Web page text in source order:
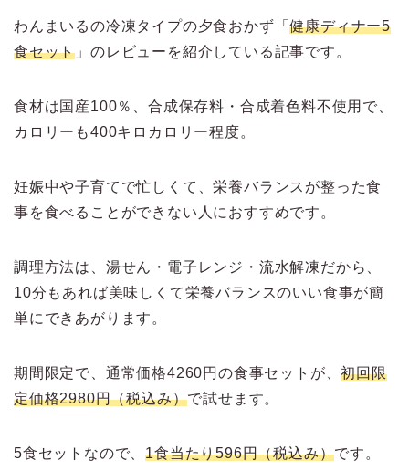
わんまいるの冷凍タイプの夕食おかず「健康ディナー5
食セット 」のレビューを紹介している記事です。
食材は国産100％、合成保存料・合成着色料不使用で、
カロリーも400キロカロリー程度。
妊娠中や子育てで忙しくて、栄養バランスが整った食
事を食べることができない人におすすめです。
調理方法は、湯せん・電子レンジ・流水解凍だから、
10分もあれば美味しくて栄養バランスのいい食事が簡
単にできあがります。
期間限定で、通常価格4260円の食事セットが、初回限
定価格2980円（税込み）で試せます。
5食セットなので、1食当たり596円（税込み）です。